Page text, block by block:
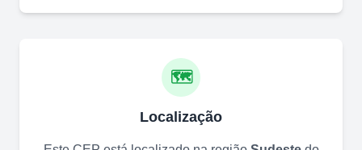
🗺️
Localização